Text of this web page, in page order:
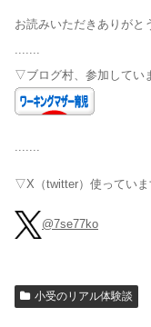
お読みいただきありがと
▽ブログ村、参加してい
▽X（twitter）使っていま
@7se77ko
小受のリアル体験談